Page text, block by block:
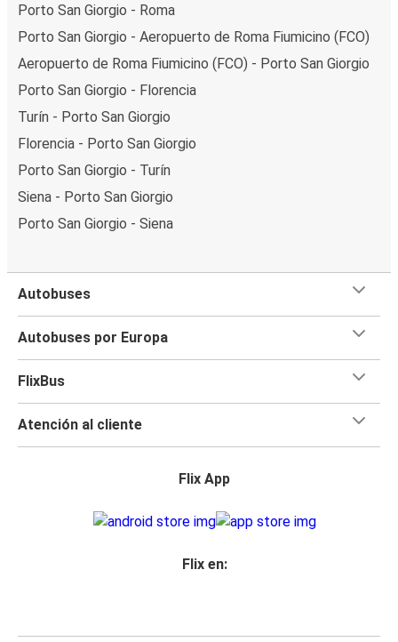
Porto San Giorgio - Roma
Porto San Giorgio - Aeropuerto de Roma Fiumicino (FCO)
Aeropuerto de Roma Fiumicino (FCO) - Porto San Giorgio
Porto San Giorgio - Florencia
Turín - Porto San Giorgio
Florencia - Porto San Giorgio
Porto San Giorgio - Turín
Siena - Porto San Giorgio
Porto San Giorgio - Siena
Autobuses
Autobuses por Europa
FlixBus
Atención al cliente
Flix App
Flix en: